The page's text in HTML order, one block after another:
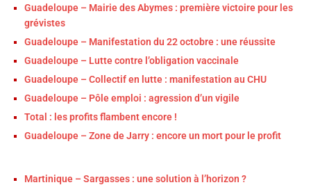
Guadeloupe – Mairie des Abymes : première victoire pour les
grévistes
Guadeloupe – Manifestation du 22 octobre : une réussite
Guadeloupe – Lutte contre l’obligation vaccinale
Guadeloupe – Collectif en lutte : manifestation au CHU
Guadeloupe – Pôle emploi : agression d’un vigile
Total : les profits flambent encore !
Guadeloupe – Zone de Jarry : encore un mort pour le profit
Martinique – Sargasses : une solution à l’horizon ?